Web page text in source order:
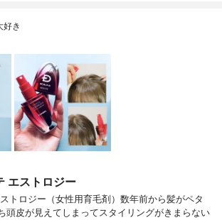
好き
エストロジー
トロジー（女性用育毛剤）数年前から髪がペタ
頭皮が見えてしまってスタイリングがきまらない